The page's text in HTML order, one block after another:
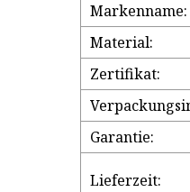
Markenname:
Material:
Zertifikat:
Garantie:
Lieferzeit: